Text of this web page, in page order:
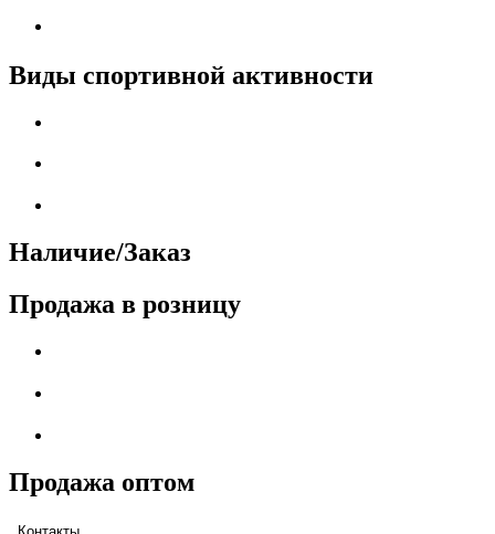
Виды спортивной активности
Наличие/Заказ
Продажа в розницу
Продажа оптом